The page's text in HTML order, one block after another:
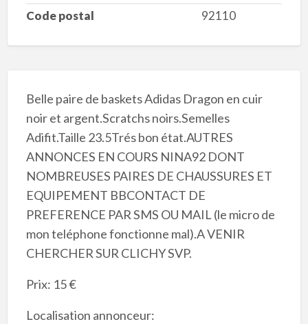
Code postal
92110
Belle paire de baskets Adidas Dragon en cuir
noir et argent.Scratchs noirs.Semelles
Adifit.Taille 23.5Trés bon état.AUTRES
ANNONCES EN COURS NINA92 DONT
NOMBREUSES PAIRES DE CHAUSSURES ET
EQUIPEMENT BBCONTACT DE
PREFERENCE PAR SMS OU MAIL (le micro de
mon teléphone fonctionne mal).A VENIR
CHERCHER SUR CLICHY SVP.
Prix: 15 €
Localisation annonceur: